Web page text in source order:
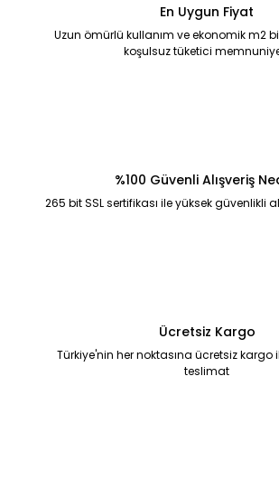
En Uygun Fiyat
Uzun ömürlü kullanım ve ekonomik m2
koşulsuz tüketici
%100 Güvenli Alışveriş
265 bit SSL sertifikası ile yüksek güvenlikli
Ücretsiz Kargo
Türkiye'nin her noktasına ücretsiz kargo
teslimat